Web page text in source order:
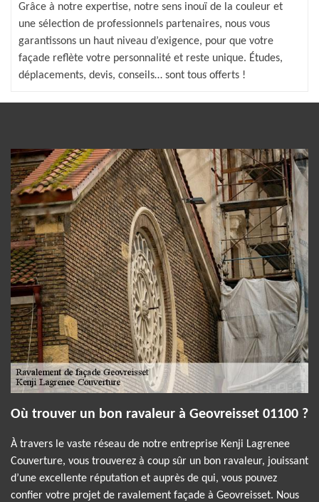
Grâce à notre expertise, notre sens inouï de la couleur et
une sélection de professionnels partenaires, nous vous
garantissons un haut niveau d’exigence, pour que votre
façade reflète votre personnalité et reste unique. Études,
déplacements, devis, conseils… sont tous offerts !
Où trouver un bon ravaleur à Geovreisset 01100 ?
À travers le vaste réseau de notre entreprise Kenji Lagrenee
Couverture, vous trouverez à coup sûr un bon ravaleur, jouissant
d’une excellente réputation et auprès de qui, vous pouvez
confier votre projet de ravalement façade à Geovreisset. Nous